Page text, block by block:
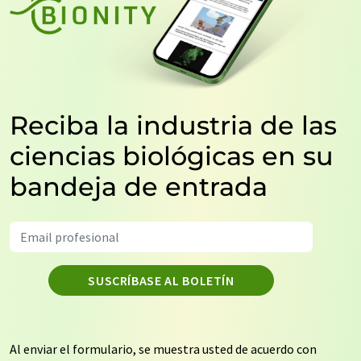
Reciba la industria de las
ciencias biológicas en su
bandeja de entrada
SUSCRÍBASE AL BOLETÍN
Al enviar el formulario, se muestra usted de acuerdo con